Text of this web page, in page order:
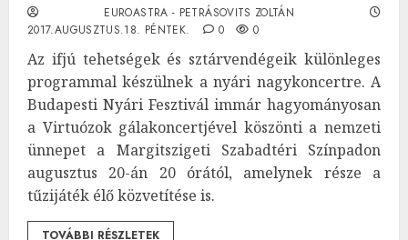
EUROASTRA - PETRÁSOVITS ZOLTÁN
2017.AUGUSZTUS.18. PÉNTEK.
0 0
Az ifjú tehetségek és sztárvendégeik különleges
programmal készülnek a nyári nagykoncertre. A
Budapesti Nyári Fesztivál immár hagyományosan
a Virtuózok gálakoncertjével köszönti a nemzeti
ünnepet a Margitszigeti Szabadtéri Színpadon
augusztus 20-án 20 órától, amelynek része a
tűzijáték élő közvetítése is.
TOVÁBBI RÉSZLETEK